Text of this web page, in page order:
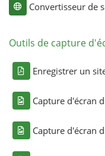
Convertisseur de
Outils de capture
Enregistrer un
Capture d'écran
Capture d'écran